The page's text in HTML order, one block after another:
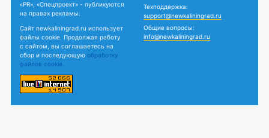
«PR», «Спецпроект» - публикуются
на правах рекламы.
Сайт newkaliningrad.ru использует
файлы cookie. Продолжая работу
с сайтом, вы соглашаетесь на
сбор и последующую обработку
файлов cookie.
Техподдержка:
support@newkaliningrad.ru
Общие вопросы:
info@newkaliningrad.ru